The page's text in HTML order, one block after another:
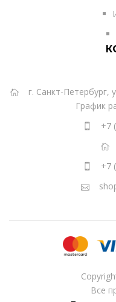
г. Санкт-Петербург,
График
+7
+7
Все